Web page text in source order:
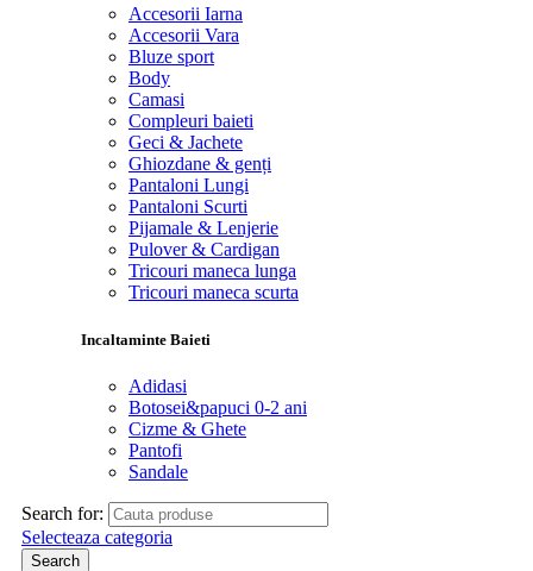
Accesorii Iarna
Accesorii Vara
Bluze sport
Body
Camasi
Compleuri baieti
Geci & Jachete
Ghiozdane & genți
Pantaloni Lungi
Pantaloni Scurti
Pijamale & Lenjerie
Pulover & Cardigan
Tricouri maneca lunga
Tricouri maneca scurta
Incaltaminte Baieti
Adidasi
Botosei&papuci 0-2 ani
Cizme & Ghete
Pantofi
Sandale
Search for:
Selecteaza categoria
Search